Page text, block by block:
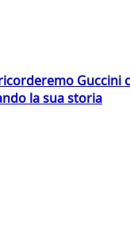
Guccini
la sua storia